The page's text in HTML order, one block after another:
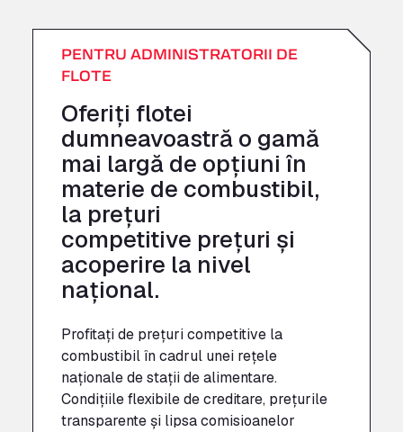
PENTRU ADMINISTRATORII DE
FLOTE
Oferiți flotei
dumneavoastră o gamă
mai largă de opțiuni în
materie de combustibil,
la prețuri
competitive prețuri și
acoperire la nivel
național.
Profitați de prețuri competitive la
combustibil în cadrul unei rețele
naționale de stații de alimentare.
Condițiile flexibile de creditare, prețurile
transparente și lipsa comisioanelor